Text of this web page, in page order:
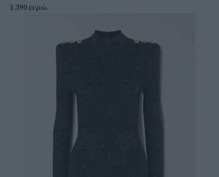
1.390 ευρώ.